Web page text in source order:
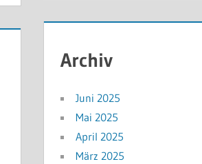
Archiv
Juni 2025
Mai 2025
April 2025
März 2025